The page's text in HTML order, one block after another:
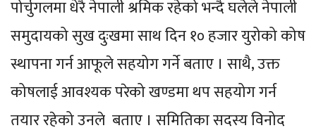
पोर्चुगलमा धेरै नेपाली श्रमिक रहेको भन्दै घलेले नेपाली
समुदायको सुख दुःखमा साथ दिन १० हजार युरोको कोष
स्थापना गर्न आफूले सहयोग गर्ने बताए । साथै, उक्त
कोषलाई आवश्यक परेको खण्डमा थप सहयोग गर्न
तयार रहेको उनले बताए । समितिका सदस्य विनोद